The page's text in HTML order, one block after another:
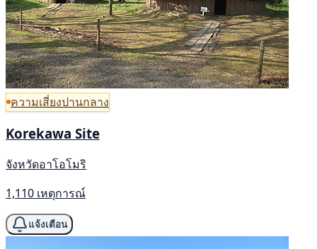
ความเสี่ยงปานกลาง
Korekawa Site
จังหวัดอาโอโมริ
1,110 เหตุการณ์
แจ้งเตือน